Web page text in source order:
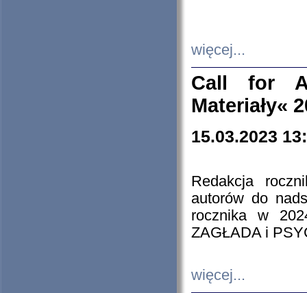
więcej...
Call for
Materiały«
15.03.2023
Redakcja
autorów do
rocznika w
ZAGŁADA i
więcej...